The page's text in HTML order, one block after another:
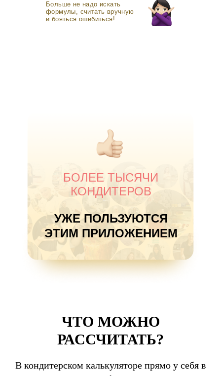
Больше не надо искать
формулы, считать вручную
и бояться ошибиться!
БОЛЕЕ ТЫСЯЧИ
КОНДИТЕРОВ
УЖЕ ПОЛЬЗУЮТСЯ
ЭТИМ ПРИЛОЖЕНИЕМ
ЧТО МОЖНО
РАССЧИТАТЬ?
В кондитерском калькуляторе прямо у себя в